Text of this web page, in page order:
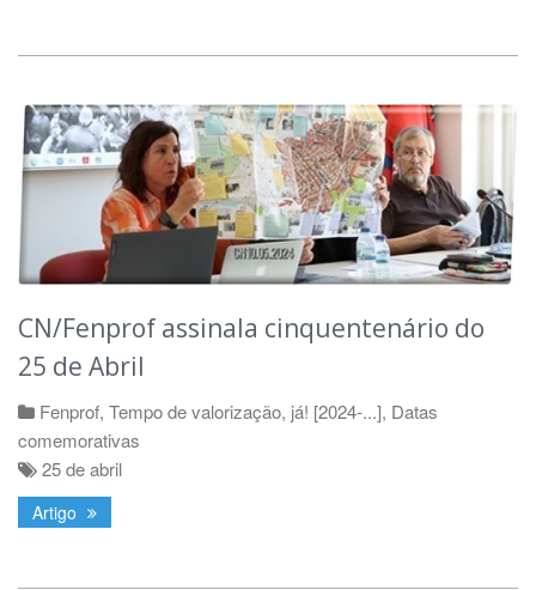
CN/Fenprof assinala cinquentenário do
25 de Abril
Fenprof, Tempo de valorização, já! [2024-...], Datas
comemorativas
25 de abril
Artigo